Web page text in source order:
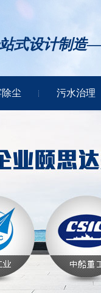
式设计制
尘 污水治理